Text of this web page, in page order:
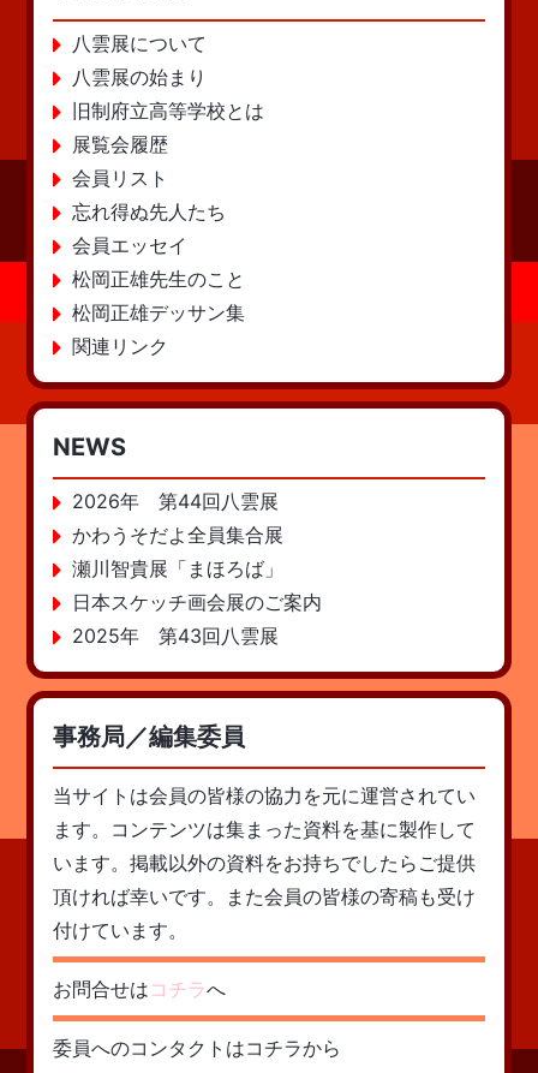
八雲展について
八雲展の始まり
旧制府立高等学校とは
展覧会履歴
会員リスト
忘れ得ぬ先人たち
会員エッセイ
松岡正雄先生のこと
松岡正雄デッサン集
関連リンク
NEWS
2026年 第44回八雲展
かわうそだよ全員集合展
瀬川智貴展「まほろば」
日本スケッチ画会展のご案内
2025年 第43回八雲展
事務局／編集委員
当サイトは会員の皆様の協力を元に運営されてい
ます。コンテンツは集まった資料を基に製作して
います。掲載以外の資料をお持ちでしたらご提供
頂ければ幸いです。また会員の皆様の寄稿も受け
付けています。
お問合せはコチラへ
委員へのコンタクトはコチラから